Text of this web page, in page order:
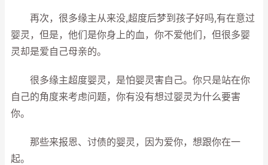
再次，很多缘主从来没,超度后梦到孩子好吗,有在意过
婴灵，但是，他们是你身上的血，你不爱他们，但很多婴
灵却是爱自己母亲的。
很多缘主超度婴灵，是怕婴灵害自己。你只是站在你
自己的角度来考虑问题，你有没有想过婴灵为什么要害
你。
那些来报恩、讨债的婴灵，因为爱你，想跟你在一
起。